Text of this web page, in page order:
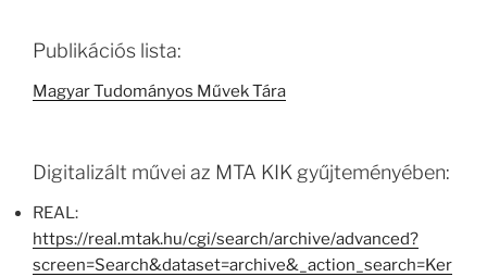
Publikációs lista:
Magyar Tudományos Művek Tára
Digitalizált művei az MTA KIK gyűjteményében:
REAL:
https://real.mtak.hu/cgi/search/archive/advanced?
screen=Search&dataset=archive&_action_search=Ker